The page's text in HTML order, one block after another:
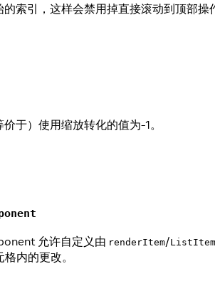
的索引，这样会禁用掉直接滚动到顶部
于）使用缩放转化的值为-1。
允许自定义由 renderItem/
内的更改。